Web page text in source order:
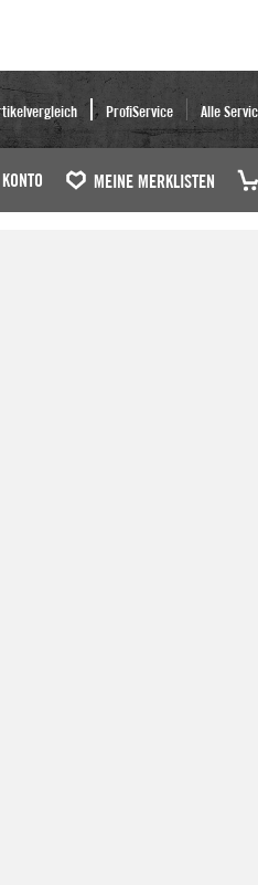
ProfiService Alle
MEINE MERKLISTEN